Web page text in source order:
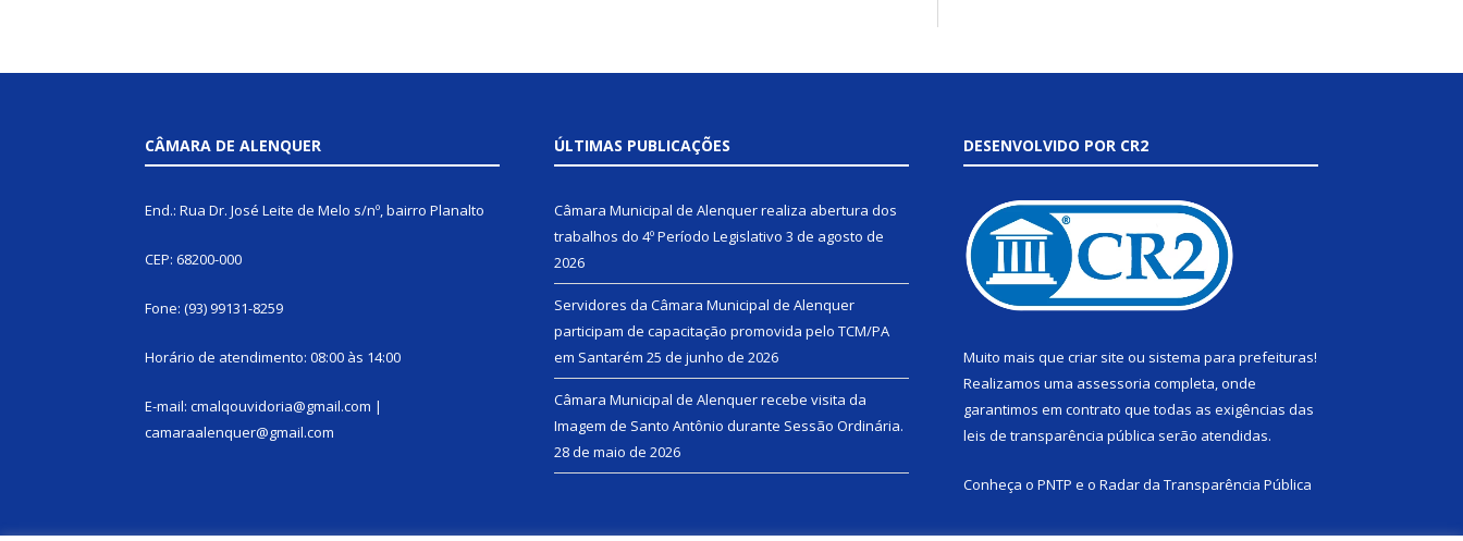
CÂMARA DE ALENQUER
End.: Rua Dr. José Leite de Melo s/nº, bairro Planalto
CEP: 68200-000
Fone: (93) 99131-8259
Horário de atendimento: 08:00 às 14:00
E-mail: cmalqouvidoria@gmail.com |
camaraalenquer@gmail.com
ÚLTIMAS PUBLICAÇÕES
Câmara Municipal de Alenquer realiza abertura dos
trabalhos do 4º Período Legislativo 3 de agosto de
2026
Servidores da Câmara Municipal de Alenquer
participam de capacitação promovida pelo TCM/PA
em Santarém 25 de junho de 2026
Câmara Municipal de Alenquer recebe visita da
Imagem de Santo Antônio durante Sessão Ordinária.
28 de maio de 2026
DESENVOLVIDO POR CR2
Muito mais que criar site ou sistema para prefeituras!
Realizamos uma assessoria completa, onde
garantimos em contrato que todas as exigências das
leis de transparência pública serão atendidas.
Conheça o PNTP e o Radar da Transparência Pública